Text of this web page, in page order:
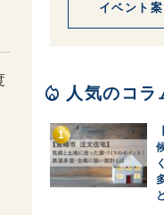
イベント
local_fire_department 人気のコラ